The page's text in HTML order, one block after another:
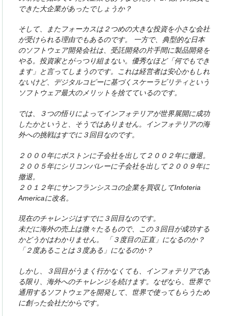
できた大企業があったでしょうか？
そして、またフォーカスは２つめの大きな投資を小さな会社
が受けられる理由でもあるのです。 一方で、典型的な日本
のソフトウェア開発会社は、受託開発の片手間に製品開発を
やる。投資家とがっつり組まない。優秀なほど「何でもでき
ます」と言ってしまうのです。これは経営者は安心かもしれ
ないけど、デジタルコピーに基づくスケーラビリティという
ソフトウェア最大のメリットを捨てているのです。
では、３つの悟りによってインフォテリアが世界展開に成功
したかというと、そうではありません。インフォテリアの海
外への挑戦はすでに３回目なのです。
２０００年にボストンに子会社を出して２００２年に撤退。
２００５年にシリコンバレーに子会社を出して２００９年に
撤退。
２０１２年にサンフランシスコの企業を買収してInfoteria
Americaに改名。
現在のチャレンジはすでに３回目なのです。
未だに海外の売上は微々たるもので、この３回目が成功する
かどうかはわかりません。 「３度目の正直」になるのか？
「２度あることは３度ある」になるのか？
しかし、３回目がうまく行かなくても、インフォテリアであ
る限り、海外へのチャレンジを続けます。なぜなら、世界で
通用するソフトウェアを開発して、世界で使ってもらうため
に創った会社だからです。